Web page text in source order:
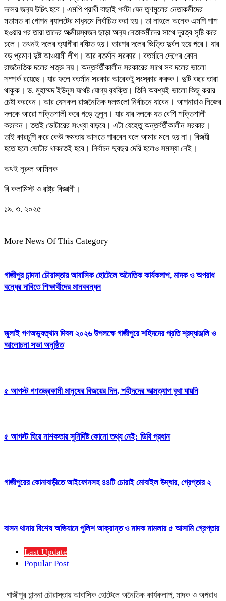
দলের জন‍্য উচিৎ হবে। এমপি প্রার্থী বাছাই পর্বটা যেন তৃণমূলের নেতাকর্মীদের
মতামত বা গোপন ব‍্যালটের মাধ‍্যমে নির্বাচিত করা হয়। তা নাহলে অনেক এমপি পাশ
হওয়ার পর তারা তাদের আত্মীয়স্বজন ছাড়া অন‍্য নেতাকর্মীদের সাথে দূরত্ব সৃষ্টি করে
চলে। তখনই দলের ত‍্যাগীরা বঞ্চিত হয়। তারপর দলের ভিত্তি দুর্বল হয়ে পরে। যার
বড় প্রমাণ দুষ্ট আওয়ামী লীগ। আর বতর্মান সরকার। বতর্মানে দেশের কোন
রাজনৈতিক দলের শত্রু নয়। অন্তর্বর্তীকালীন সরকারের সাথে সব দলের ভালো
সম্পর্ক রয়েছে। যার ফলে বতর্মান সরকার আরেকটু সংস্কার করুক। দুটি বছর তারা
থাকুক। ড. মুহাম্মদ ইউনূস যথেষ্ট যোগ্য ব‍্যক্তি। তিনি অবশ্যই ভালো কিছু করার
চেষ্টা করবেন। আর যেসকল রাজনৈতিক দলগুলো নির্বাচনে যাবেন। আপনারাও নিজের
দলকে আরো শক্তিশালী করে গড়ে তুলুন। যার যার দলকে যত বেশি শক্তিশালী
করবেন। ততই ভোটারের সংখ্যা বাড়বে। এটা যেহেতু অন্তর্বর্তীকালীন সরকার।
তাই কারচুপি করে কেউ ক্ষমতায় আসতে পারবেন বলে আমার মনে হয় না। বিজয়ী
হতে হলে ভোটার থাকতেই হবে। নির্বাচন দুবছর দেরি হলেও সমস্যা নেই।
অথই নূরুল আমিনক
বি কলামিস্ট ও রাষ্ট্র বিজ্ঞানী।
১৯. ৩. ২০২৫
More News Of This Category
গাজীপুর চান্দনা চৌরাস্তায় আবাসিক হোটেলে অনৈতিক কার্যকলাপ, মাদক ও অপরাধ
বন্ধের দাবিতে শিক্ষার্থীদের মানববন্ধন
জুলাই গণঅভ্যুত্থান দিবস ২০২৬ উপলক্ষে গাজীপুরে শহিদদের প্রতি শ্রদ্ধাঞ্জলি ও
আলোচনা সভা অনুষ্ঠিত
৫ আগস্ট গণতন্ত্রকামী মানুষের বিজয়ের দিন, শহীদদের আত্মত্যাগ বৃথা যায়নি
৫ আগস্ট ঘিরে নাশকতার সুনির্দিষ্ট কোনো তথ্য নেই: ডিবি প্রধান
গাজীপুরের কোনাবাড়ীতে আইফোনসহ ৪৪টি চোরাই মোবাইল উদ্ধার, গ্রেপ্তার ২
বাসন থানার বিশেষ অভিযানে পুলিশ আক্রান্ত ও মাদক মামলার ৫ আসামি গ্রেপ্তার
Last Update
Popular Post
গাজীপুর চান্দনা চৌরাস্তায় আবাসিক হোটেলে অনৈতিক কার্যকলাপ, মাদক ও অপরাধ